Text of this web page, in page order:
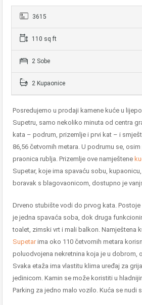
3615
110 sq ft
2 Sobe
2 Kupaonice
Posredujemo u prodaji kamene kuće u
Supetru, samo nekoliko minuta od centra
kata – podrum, prizemlje i prvi kat – i
86,56 četvornih metara. U podrumu se,
praonica rublja. Prizemlje ove namještene
Supetar, koje ima spavaću sobu,
boravak s blagovaonicom, dostupno je
Drveno stubište vodi do prvog kata.
je jedna spavaća soba, dok druga
toalet, zimski vrt i mali balkon. Namještena
Supetarima oko 110 četvornih metara
poluodvojena nekretnina koja je u dobrom,
Svaka etaža ima vlastitu klima uređaj za
jedinicom. Kamin se može koristiti u
Parking za jedno malo vozilo. Kuća se nudi